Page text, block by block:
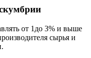
от 1до 3% и выше
сырья и